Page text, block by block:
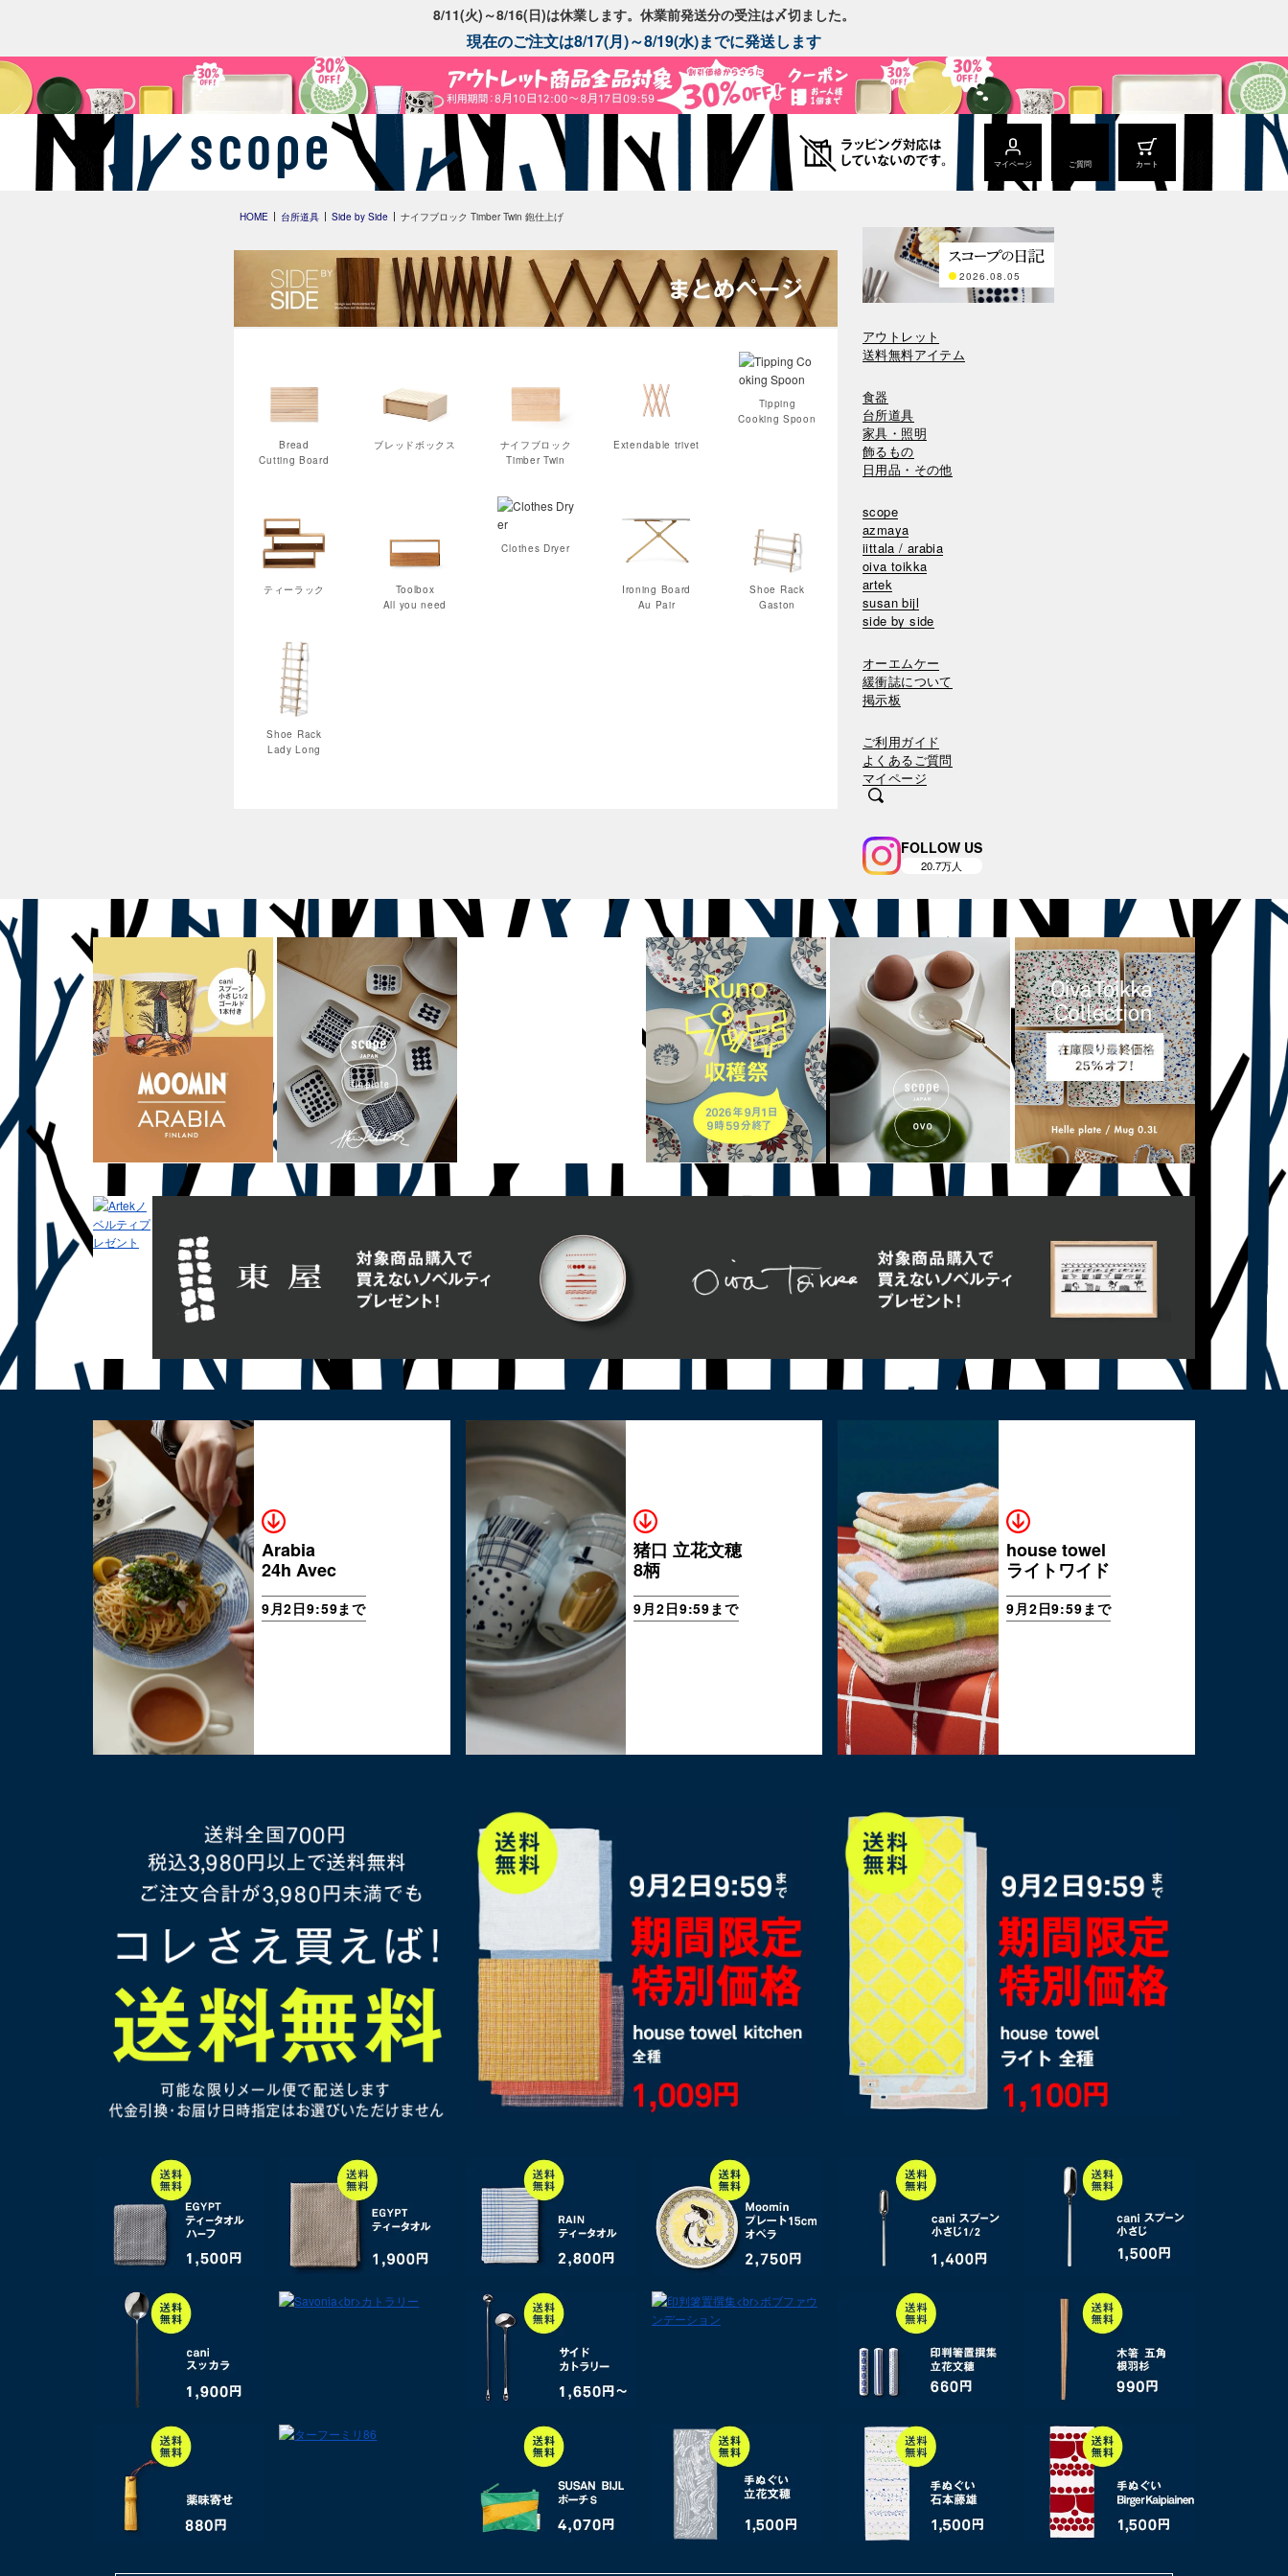
8/11(火)～8/16(日)は休業します。休業前発送分の受注は〆切ました。
現在のご注文は8/17(月)～8/19(水)までに発送します
マイページ ご質問 カート
HOME 台所道具 Side by Side ナイフブロック Timber Twin 鉋仕上げ
Bread
Cutting Board
ブレッドボックス
ナイフブロック
Timber Twin
Extendable trivet
Tipping
Cooking Spoon
ティーラック
Toolbox
All you need
Clothes Dryer
Ironing Board
Au Pair
Shoe Rack
Gaston
Shoe Rack
Lady Long
2026.08.05
アウトレット
送料無料アイテム
食器
台所道具
家具・照明
飾るもの
日用品・その他
scope
azmaya
iittala / arabia
oiva toikka
artek
susan bijl
side by side
オーエムケー
緩衝誌について
掲示板
ご利用ガイド
よくあるご質問
マイページ
FOLLOW US
Arabia
24h Avec
9月2日9:59まで
猪口 立花文穂
8柄
9月2日9:59まで
house towel
ライトワイド
9月2日9:59まで